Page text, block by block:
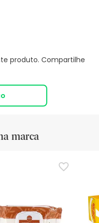
produto. Compartilhe
marca